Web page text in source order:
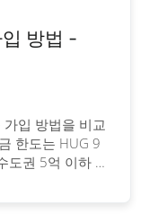
방법 -
입 방법을 비교
한도는 HUG 9
도권 5억 이하 기